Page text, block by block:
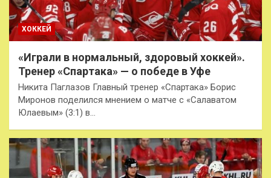
ХОККЕЙ
«Играли в нормальный, здоровый хоккей».
Тренер «Спартака» — о победе в Уфе
Никита Паглазов Главный тренер «Спартака» Борис
Миронов поделился мнением о матче с «Салаватом
Юлаевым» (3:1) в…